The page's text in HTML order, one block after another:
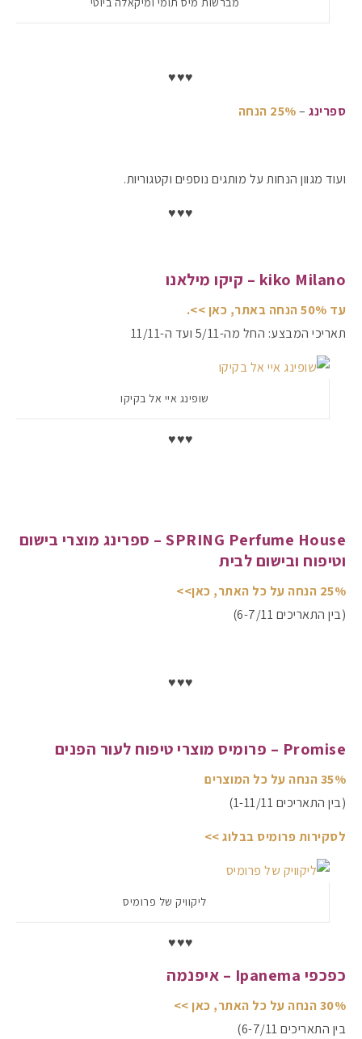
♥♥♥
ספרינג –25% הנחה
ועוד מגוון הנחות על מותגים נוספים וקטגוריות.
♥♥♥
kiko Milano – קיקו מילאנו
עד 50% הנחה באתר, כאן >>.
תאריכי המבצע: החל מה-5/11 ועד ה-11/11
שופינג איי אל בקיקו
♥♥♥
SPRING Perfume House – ספרינג מוצרי בישום
וטיפוח ובישום לבית
25% הנחה על כל האתר, כאן>>
(בין התאריכים 6-7/11)
♥♥♥
Promise – פרומיס מוצרי טיפוח לעור הפנים
35% הנחה על כל המוצרים
(בין התאריכים 1-11/11)
לסקירות פרומיס בבלוג >>
ליקוויק של פרומיס
♥♥♥
כפכפי Ipanema – איפנמה
30% הנחה על כל האתר, כאן >>
בין התאריכים 6-7/11)